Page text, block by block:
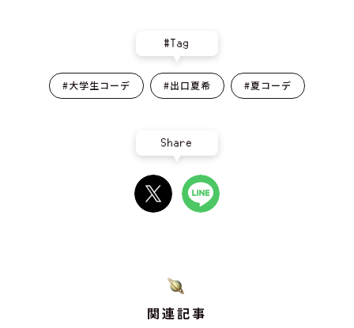
#Tag
#大学生コーデ #出口夏希 #夏コーデ
Share
関連記事